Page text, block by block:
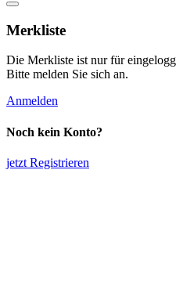
Merkliste
Die Merkliste ist nur für
Bitte melden Sie sich an.
Anmelden
Noch kein Konto?
jetzt Registrieren